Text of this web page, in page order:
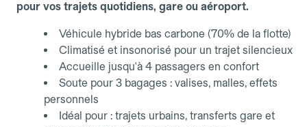
pour vos trajets quotidiens, gare ou aéroport.
Véhicule hybride bas carbone (70% de la flotte)
Climatisé et insonorisé pour un trajet silencieux
Accueille jusqu'à 4 passagers en confort
Soute pour 3 bagages : valises, malles, effets
personnels
Idéal pour : trajets urbains, transferts gare et